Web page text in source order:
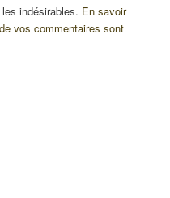
indésirables. En savoir
vos commentaires sont